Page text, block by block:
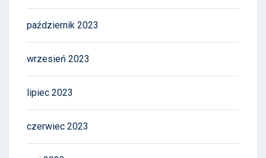
październik 2023
wrzesień 2023
lipiec 2023
czerwiec 2023